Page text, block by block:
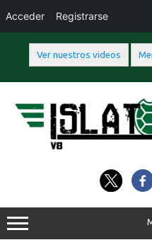
Ver nuestros videos
contenido
Acceder Registrarse